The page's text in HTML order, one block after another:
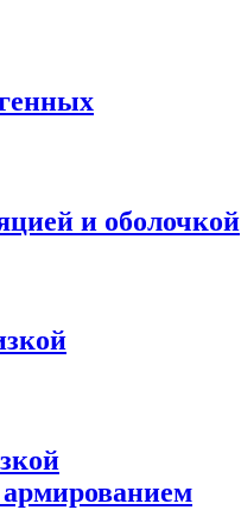
и оболочкой